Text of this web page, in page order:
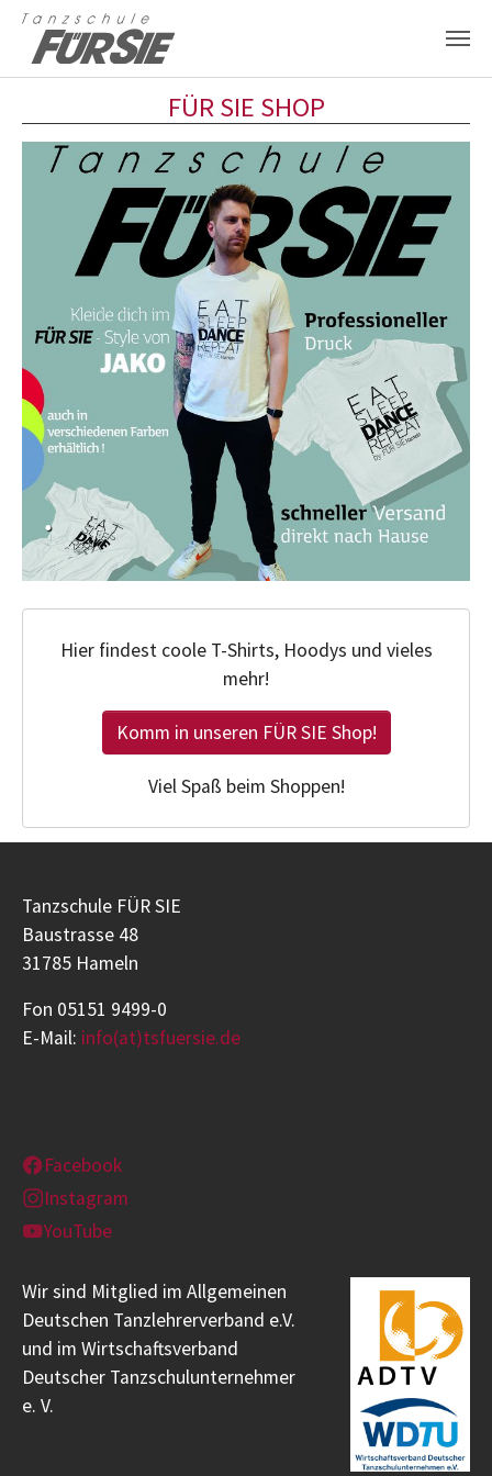
Zum Hauptinhalt springenFÜR SIE SHOP
.
Hier findest coole T-Shirts, Hoodys und vieles
mehr!
Komm in unseren FÜR SIE Shop!
Viel Spaß beim Shoppen!
Tanzschule FÜR SIE
Baustrasse 48
31785 Hameln
Fon 05151 9499-0
E-Mail: info(at)tsfuersie.de
Facebook
Instagram
YouTube
Wir sind Mitglied im Allgemeinen
Deutschen Tanzlehrerverband e.V.
und im Wirtschaftsverband
Deutscher Tanzschulunternehmer
e. V.